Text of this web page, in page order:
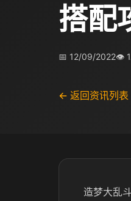
搭配
📅 12/09/2022👁
← 返回资讯列表
造梦大乱